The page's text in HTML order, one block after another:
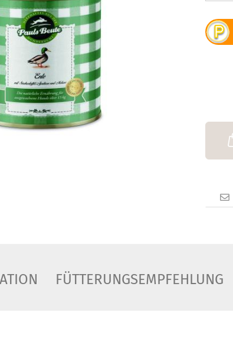
FÜTTERUNGSEMPFEHLUNG